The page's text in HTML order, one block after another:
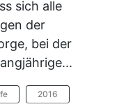
sich alle
der
bei der
2016